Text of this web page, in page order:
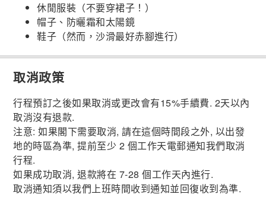
休閒服裝（不要穿裙子！）
帽子、防曬霜和太陽鏡
鞋子（然而，沙滑最好赤腳進行）
取消政策
行程預訂之後如果取消或更改會有15%手續費. 2天以內
取消沒有退款.
注意: 如果閣下需要取消, 請在這個時間段之外, 以出發
地的時區為準, 提前至少 2 個工作天電郵通知我們取消
行程.
如果成功取消, 退款將在 7-28 個工作天內進行.
取消通知須以我們上班時間收到通知並回復收到為準.